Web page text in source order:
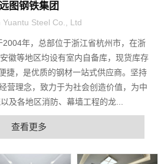
图钢铁集团
Yuantu Steel Co., Ltd
年，总部位于浙江省杭州市，在浙
徽等地区均设有室内自备库，现货库存
捷，是优质的钢材一站式供应商。坚持
营理念，致力于为社会创造价值，为中
及各地区消防、幕墙工程的龙...
查看更多